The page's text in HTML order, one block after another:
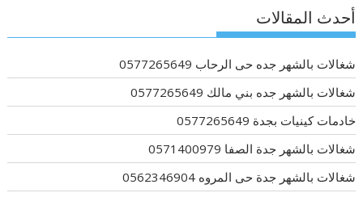
أحدث المقالات
شغالات بالشهر جده حى الرحاب 0577265649
شغالات بالشهر جده بني مالك 0577265649
خادمات كينيات بجدة 0577265649
شغالات بالشهر جدة الصفا 0571400979
شغالات بالشهر جدة حى المروه 0562346904